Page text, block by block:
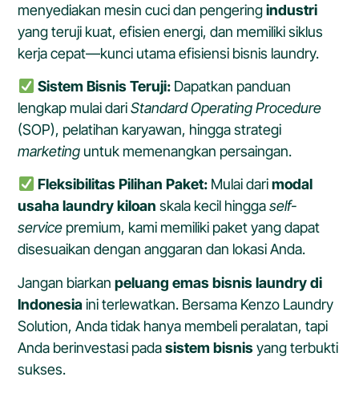
menyediakan mesin cuci dan pengeringindustri
yang teruji kuat, efisien energi, dan memiliki siklus
kerja cepat—kunci utama efisiensi bisnis laundry.
Sistem Bisnis Teruji:Dapatkan panduan
lengkap mulai dariStandard Operating Procedure
(SOP), pelatihan karyawan, hingga strategi
marketing untuk memenangkan persaingan.
Fleksibilitas Pilihan Paket:Mulai darimodal
usaha laundry kiloan skala kecil hinggaself-
service premium, kami memiliki paket yang dapat
disesuaikan dengan anggaran dan lokasi Anda.
Jangan biarkanpeluang emas bisnis laundry di
Indonesiaini terlewatkan. Bersama Kenzo Laundry
Solution, Anda tidak hanya membeli peralatan, tapi
Anda berinvestasi padasistem bisnisyang terbukti
sukses.